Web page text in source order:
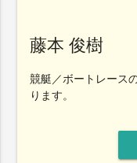
藤本 俊樹
競艇／ボートレース
ります。